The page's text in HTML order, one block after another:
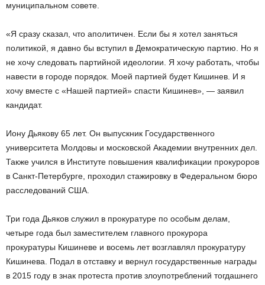
муниципальном совете.
«Я сразу сказал, что аполитичен. Если бы я хотел заняться
политикой, я давно бы вступил в Демократическую партию. Но я
не хочу следовать партийной идеологии. Я хочу работать, чтобы
навести в городе порядок. Моей партией будет Кишинев. И я
хочу вместе с «Нашей партией» спасти Кишинев», — заявил
кандидат.
Иону Дьякову 65 лет. Он выпускник Государственного
университета Молдовы и московской Академии внутренних дел.
Также учился в Институте повышения квалификации прокуроров
в Санкт-Петербурге, проходил стажировку в Федеральном бюро
расследований США.
Три года Дьяков служил в прокуратуре по особым делам,
четыре года был заместителем главного прокурора
прокуратуры Кишиневе и восемь лет возглавлял прокуратуру
Кишинева. Подал в отставку и вернул государственные награды
в 2015 году в знак протеста против злоупотреблений тогдашнего